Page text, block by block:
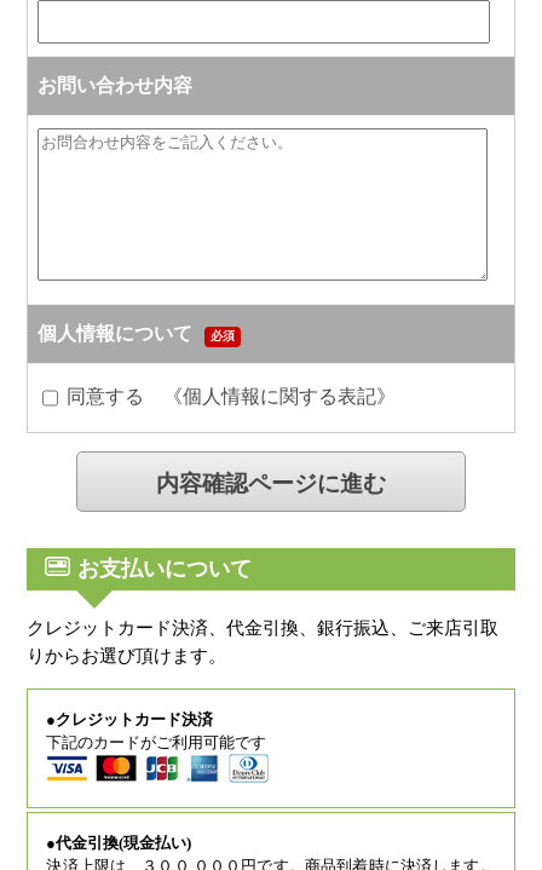
お問い合わせ内容
個人情報について 必須
同意する 《個人情報に関する表記》
お支払いについて
クレジットカード決済、代金引換、銀行振込、ご来店引取
りからお選び頂けます。
●クレジットカード決済
下記のカードがご利用可能です
●代金引換(現金払い)
決済上限は、３００,０００円です。商品到着時に決済します。